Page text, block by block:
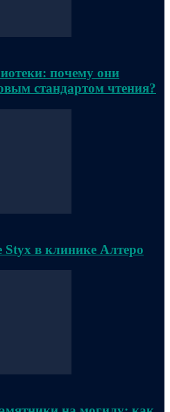
почему они
стандартом чтения?
Styx в клинике Алтеро